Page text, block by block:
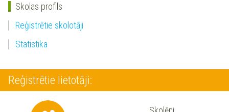
Skolas profils
Reģistrētie skolotāji
Statistika
Reģistrētie lietotāji: